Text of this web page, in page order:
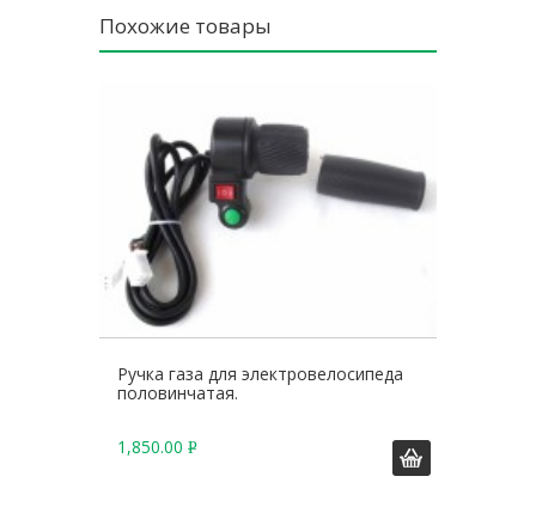
Похожие товары
Ручка газа для электровелосипеда
половинчатая.
1,850.00 Р